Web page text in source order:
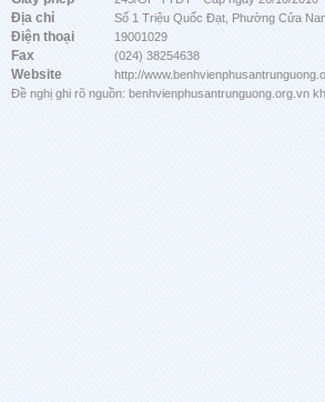
Địa chỉ Số 1 Triệu Quốc Đạt, Phường Cửa
Điện thoại 19001029
Fax (024) 38254638
Website
http://
Đề nghị ghi rõ nguồn: benhvienphusantrunguong.org.vn